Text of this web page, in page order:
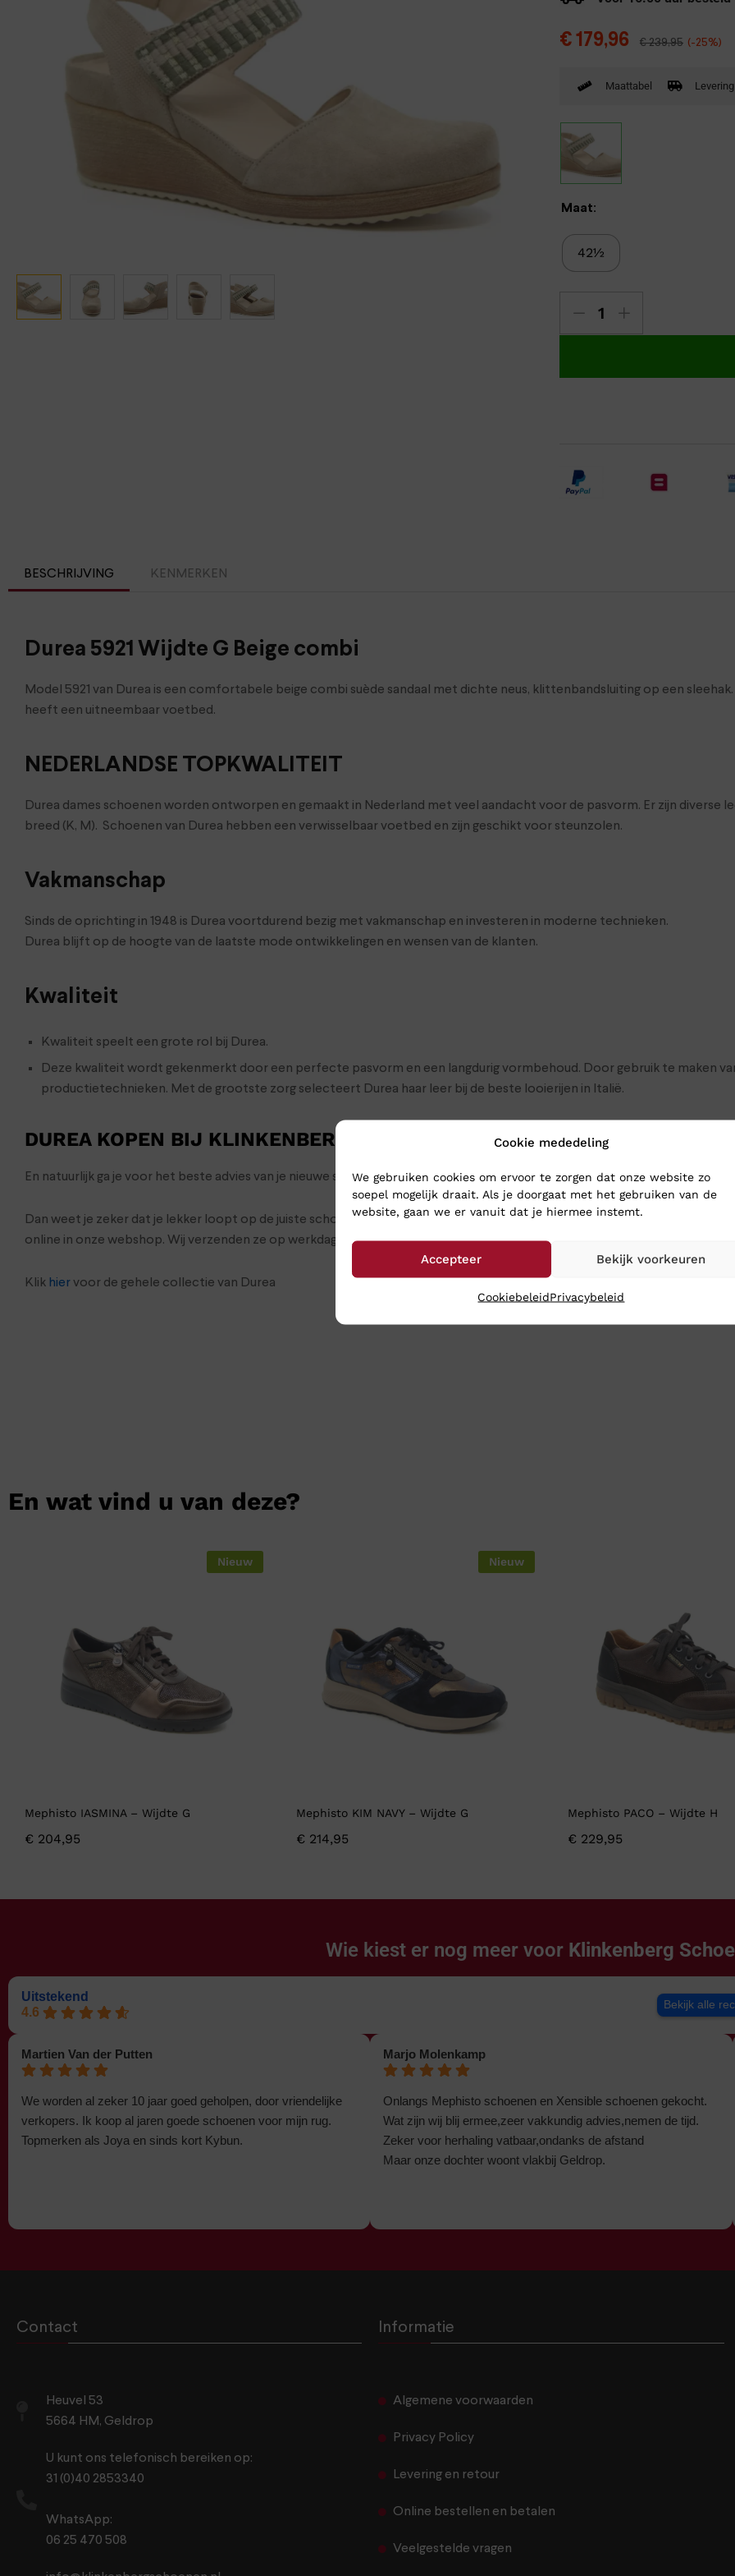
Cookie mededeling
We gebruiken cookies om ervoor te zorgen dat onze website zo
soepel mogelijk draait. Als je doorgaat met het gebruiken van de
website, gaan we er vanuit dat je hiermee instemt.
Accepteer Bekijk voorkeuren
CookiebeleidPrivacybeleid
Pantoffels
Verbandschoenen (externe website)
Lowa
Meindl € 179,96 €239,95 (-25%)
Maattabel
Maat:
42½
BESCHRIJVING KENMERKEN
Durea 5921 Wijdte G Beige combi
Model 5921 van Durea is een comfortabele beige combi suède sandaal met dichte neus, klittenbandsluiting op een
heeft een uitneembaar voetbed.
NEDERLANDSE TOPKWALITEIT
Durea dames schoenen worden ontworpen en gemaakt in Nederland met veel aandacht voor de pasvorm. Er zijn diverse
breed (K, M). Schoenen van Durea hebben een verwisselbaar voetbed en zijn geschikt voor steunzolen.
Vakmanschap
Sinds de oprichting in 1948 is Durea voortdurend bezig met vakmanschap en investeren in moderne technieken.
Durea blijft op de hoogte van de laatste mode ontwikkelingen en wensen van de klanten.
Kwaliteit
Kwaliteit speelt een grote rol bij Durea.
Deze kwaliteit wordt gekenmerkt door een perfecte pasvorm en een langdurig vormbehoud. Door gebruik te maken
productietechnieken. Met de grootste zorg selecteert Durea haar leer bij de beste looierijen in Italië.
DUREA KOPEN BIJ KLINKENBERG SCHOENEN
En natuurlijk ga je voor het beste advies van je nieuwe schoenen naar Klinkenberg Schoenen in Geldrop.
Dan weet je zeker dat je lekker loopt op de juiste schoenen voor uw voeten. Is het lastig om naar de winkel te komen?
online in onze webshop. Wij verzenden ze op werkdagen nog dezelfde dag en meestal heeft u uw aankopen binnen 24 uur
Klik hiervoor de gehele collectie van Durea
En wat vind u van deze?
Nieuw
Mephisto IASMINA – Wijdte G
€ 204,95
Nieuw
Mephisto KIM NAVY – Wijdte G
€ 214,95
Mephisto PACO – Wijdte H
€ 229,95
Wie kiest er nog meer voor Klinkenberg
Uitstekend
4.6
Bekijk alle
Martien Van der Putten
We worden al zeker 10 jaar goed geholpen, door vriendelijke
verkopers. Ik koop al jaren goede schoenen voor mijn rug.
Topmerken als Joya en sinds kort Kybun.
Marjo Molenkamp
Onlangs Mephisto schoenen en Xensible schoenen gekocht.
Wat zijn wij blij ermee,zeer vakkundig advies,nemen de tijd.
Zeker voor herhaling vatbaar,ondanks de afstand
Maar onze dochter woont vlakbij Geldrop.
Contact
Heuvel 53
5664 HM, Geldrop
U kunt ons telefonisch bereiken op:
31 (0)40 2853340
WhatsApp:
06 25 470 508
Informatie
Algemene voorwaarden
Privacy Policy
Levering en retour
Online bestellen en betalen
Veelgestelde vragen